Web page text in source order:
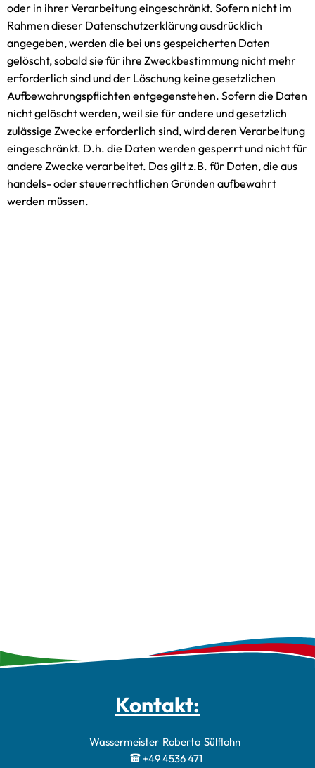
oder in ihrer Verarbeitung eingeschränkt. Sofern nicht im
Rahmen dieser Datenschutzerklärung ausdrücklich
angegeben, werden die bei uns gespeicherten Daten
gelöscht, sobald sie für ihre Zweckbestimmung nicht mehr
erforderlich sind und der Löschung keine gesetzlichen
Aufbewahrungspflichten entgegenstehen. Sofern die Daten
nicht gelöscht werden, weil sie für andere und gesetzlich
zulässige Zwecke erforderlich sind, wird deren Verarbeitung
eingeschränkt. D.h. die Daten werden gesperrt und nicht für
andere Zwecke verarbeitet. Das gilt z.B. für Daten, die aus
handels- oder steuerrechtlichen Gründen aufbewahrt
werden müssen.
Kontakt:
Wassermeister Roberto Sülflohn
+49 4536 471